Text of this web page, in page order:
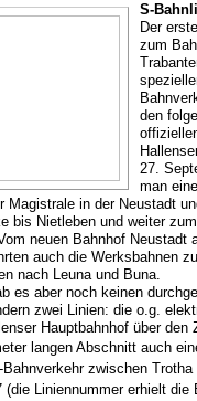
S-
Der
zum
den
27.
man
Magistrale in der Neustadt
bis Nietleben und weiter
neuen Bahnhof Neustadt
auch die Werksbahnen
nach Leuna und Buna.
es aber noch keinen
zwei Linien: die o.g.
Hauptbahnhof über
langen Abschnitt auch
zwischen
(die Liniennummer erhielt